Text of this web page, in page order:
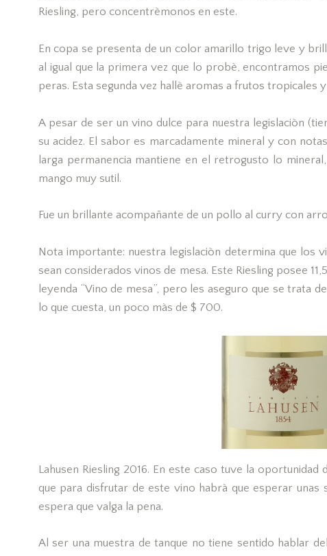
Riesling, pero concentrèmonos en este.
En copa se presenta de un color amarillo trigo leve y
al igual que la primera vez que lo probè, encontramos
peras. Esta segunda vez hallè aromas a frutos tropicales
A pesar de ser un vino dulce para nuestra legislaciòn
su acidez. El sabor es marcadamente mineral y con
larga permanencia mantiene en el retrogusto lo
mango muy sutil.
Fue un brillante acompañante de un pollo al curry con
Nota importante: nuestra legislaciòn determina que los
sean considerados vinos de mesa. Este Riesling posee
leyenda “Vino de mesa”, pero les aseguro que se trata
lo que cuesta, un poco màs de $ 700.
Lahusen Riesling 2016. En este caso tuve la
que para disfrutar de este vino habrà que esperar unas
espera que valga la pena.
Al ser una muestra de tanque no tiene sentido hablar